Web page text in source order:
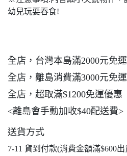
幼兒玩耍吞食!
全店，台灣本島滿2000元免
全店，離島消費滿3000元免
全店，超取滿$1200免運優惠
<離島會手動加收$40配送費>
送貨方式
7-11 貨到付款(消費金額滿$600出